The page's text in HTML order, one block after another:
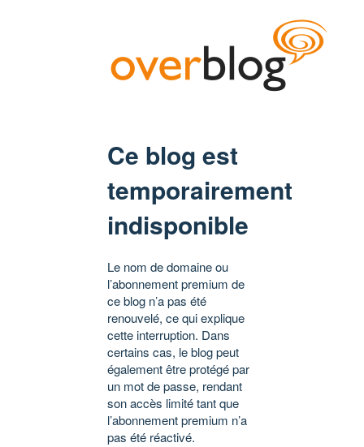
Ce blog est
temporairement
indisponible
Le nom de domaine ou
l’abonnement premium de
ce blog n’a pas été
renouvelé, ce qui explique
cette interruption. Dans
certains cas, le blog peut
également être protégé par
un mot de passe, rendant
son accès limité tant que
l’abonnement premium n’a
pas été réactivé.